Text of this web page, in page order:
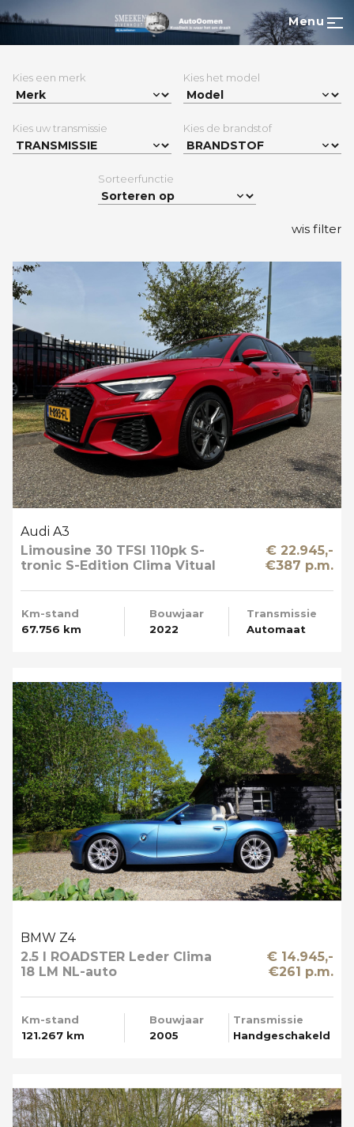
Menu
Kies een merk Kies het model
Kies uw transmissie Kies de brandstof
Sorteerfunctie
wis filter
Audi A3
Limousine 30 TFSI 110pk S-
tronic S-Edition Clima Vitual
€ 22.945,-
€387 p.m.
Km-stand
67.756 km
Bouwjaar
2022
Transmissie
Automaat
BMW Z4
2.5 I ROADSTER Leder Clima
18 LM NL-auto
€ 14.945,-
€261 p.m.
Km-stand
121.267 km
Bouwjaar
2005
Transmissie
Handgeschakeld